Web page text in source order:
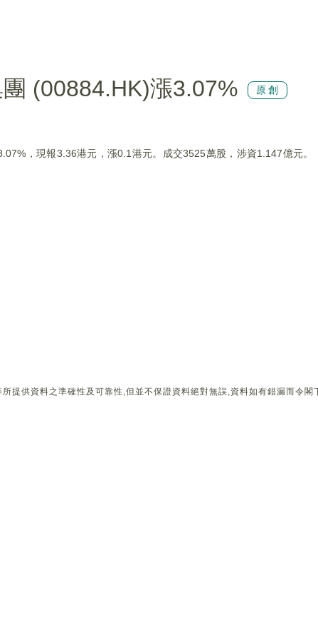
團 (00884.HK)漲3.07% 原創
，現報3.36港元，漲0.1港元。成交3525萬股，涉資1.147億元
提供資料之準確性及可靠性,但並不保證資料絕對無誤,資料如有錯漏而令閣